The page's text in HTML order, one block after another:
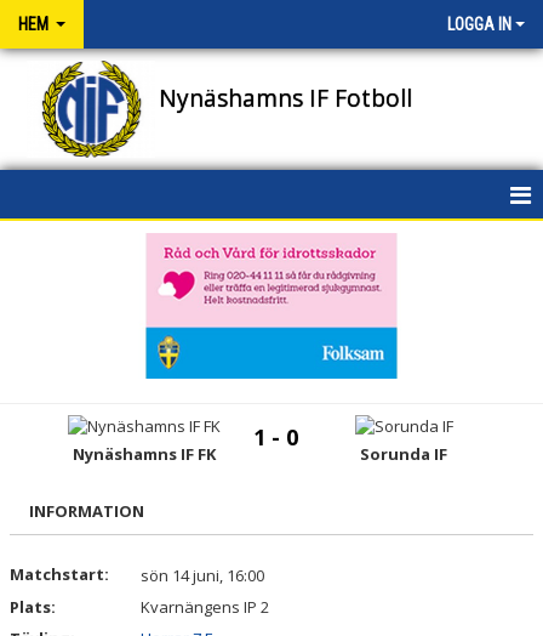
HEM LOGGA IN
Nynäshamns IF Fotboll
NIFENS FOND
KALENDER
MATCHER
Nynäshamns IF FK
1 - 0
Sorunda IF
INFORMATION
Matchstart:
sön 14 juni, 16:00
Plats:
Kvarnängens IP 2